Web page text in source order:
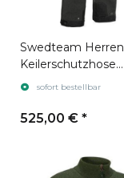
Swedteam Herren
Keilerschutzhose
Protection D-size
sofort bestellbar
525,00 € *